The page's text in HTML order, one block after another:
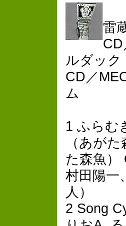
雷
ルダック
CD／
ム
1 ふらむ
（あが
た森魚）
村田陽一
人）
2 Song